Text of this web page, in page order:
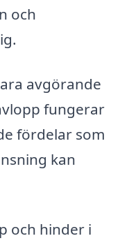
och
avgörande
fungerar
fördelar som
kan
och hinder i